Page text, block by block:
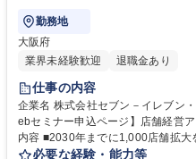
勤務地
大阪府
業界未経験歓迎
退職金あり
仕事の内容
企業名 株式会社セブン－イレブン・ジャパン 求人名 【
ebセミナー申込ページ】店舗経営アド
内容 ■2030年までに1,000店舗拡大
ン・フィールド・カウンセラー（
必要な経験・能力等